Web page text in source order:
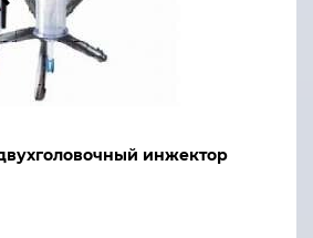
инжектор